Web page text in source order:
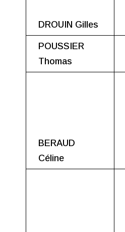
DROUIN Gilles
POUSSIER
Thomas
BERAUD
Céline